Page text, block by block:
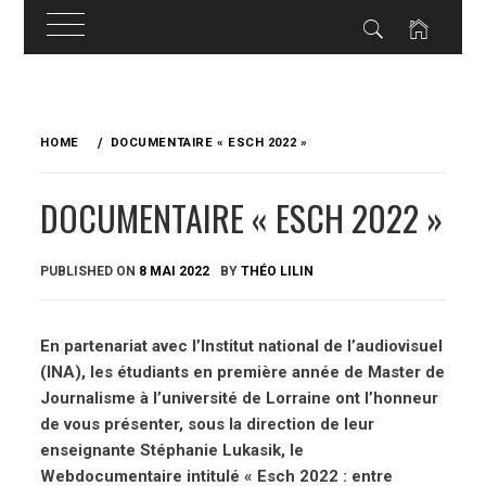
HOME DOCUMENTAIRE « ESCH 2022 »
DOCUMENTAIRE « ESCH 2022 »
PUBLISHED ON 8 MAI 2022 BYTHÉO LILIN
En partenariat avec l’Institut national de l’audiovisuel
(INA), les étudiants en première année de Master de
Journalisme à l’université de Lorraine ont l’honneur
de vous présenter, sous la direction de leur
enseignante Stéphanie Lukasik, le
Webdocumentaire intitulé « Esch 2022 : entre